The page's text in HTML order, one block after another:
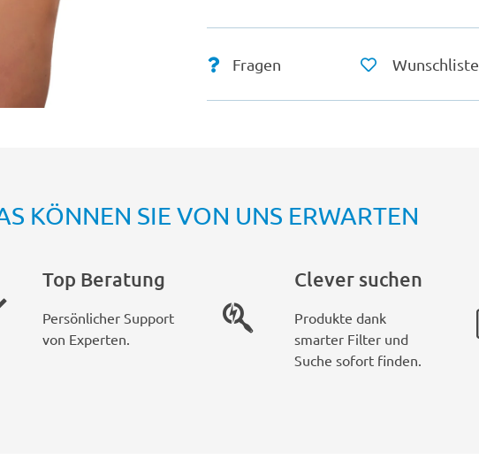
Fragen Wunschliste
KÖNNEN SIE VON UNS ERWARTEN
Top Beratung
Persönlicher Support
von Experten.
Clever suchen
Produkte dank
smarter Filter und
Suche sofort finden.